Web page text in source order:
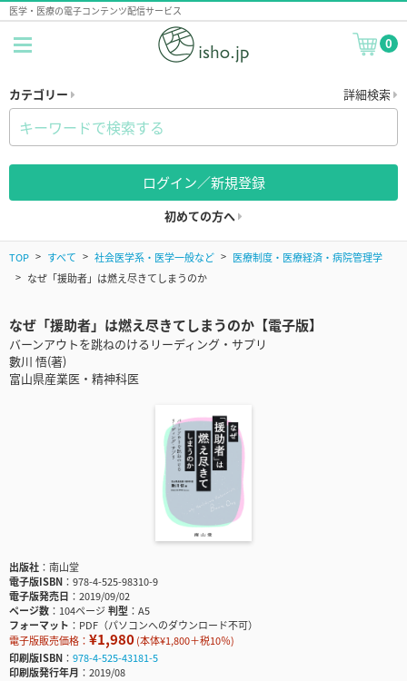
医学・医療の電子コンテンツ配信サービス
0
カテゴリー 詳細検索
ログイン／新規登録
初めての方へ
TOP すべて 社会医学系・医学一般など
医療制度・医療経済・病院管理学
なぜ「援助者」は燃え尽きてしまうのか
なぜ「援助者」は燃え尽きてしまうのか【電子版】
バーンアウトを跳ねのけるリーディング・サプリ
數川 悟(著)
富山県産業医・精神科医
出版社
南山堂
電子版ISBN
978-4-525-98310-9
電子版発売日
2019/09/02
ページ数
104ページ判型
A5
フォーマット
PDF（パソコンへのダウンロード不可）
電子版販売価格： ¥1,980(本体¥1,800＋税10％)
印刷版ISBN
978-4-525-43181-5
印刷版発行年月
2019/08